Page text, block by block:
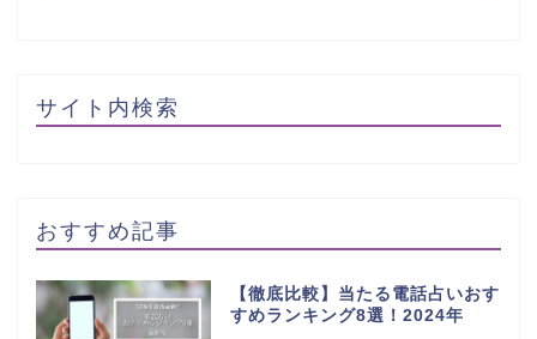
サイト内検索
おすすめ記事
【徹底比較】当たる電話占いおす
すめランキング8選！2024年